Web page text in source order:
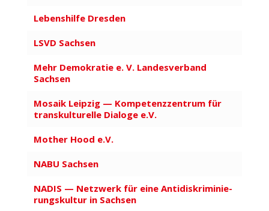
Lebens­hilfe Dresden
LSVD Sachsen
Mehr Demo­kratie e. V. Landes­verband
Sachsen
Mosaik Leipzig — Kompe­tenz­zentrum für
trans­kul­tu­relle Dialoge e.V.
Mother Hood e.V.
NABU Sachsen
NADIS — Netzwerk für eine Anti­dis­kri­mi­nie­
rungs­kultur in Sachsen